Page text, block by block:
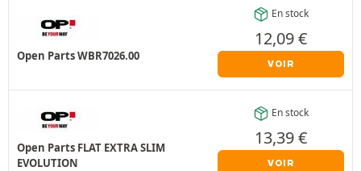
Open Parts WBR7026.00
En stock
12,09€
VOIR
Open Parts FLAT EXTRA SLIM
EVOLUTION
En stock
13,39€
VOIR